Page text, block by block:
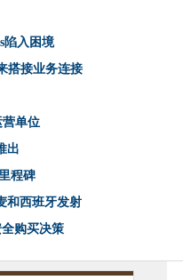
陷入困境
搭接业务连接
营单位
出
程碑
和西班牙发射
购买决策